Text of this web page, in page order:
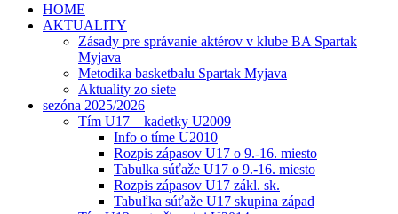
HOME
AKTUALITY
Zásady pre správanie aktérov v klube BA Spartak
Myjava
Metodika basketbalu Spartak Myjava
Aktuality zo siete
sezóna 2025/2026
Tím U17 – kadetky U2009
Info o tíme U2010
Rozpis zápasov U17 o 9.-16. miesto
Tabulka súťaže U17 o 9.-16. miesto
Rozpis zápasov U17 zákl. sk.
Tabuľka súťaže U17 skupina západ